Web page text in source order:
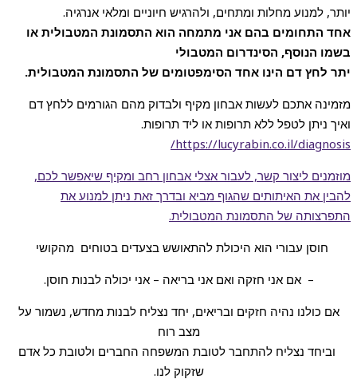
יותר, למנוע מחלות ומתחים, ולהרגיש חיוניים ומלאי אנרגיה.
אחד התחומים בהם אני מתמחה הוא התסמונת המטבולית או
בשמו הנוסף, הסינדרום המטבולי
יתר לחץ דם הינו אחד הסימפטומים של התסמונת המטבולית.
מזמינה אתכם לעשות אבחון מקיף ולבדוק מהם הגורמים ללחץ דם
ואיך ניתן לטפל ללא תרופות או ליד תרופות.
https://lucyrabin.co.il/diagnosis/
מוזמנים ליצור קשר, לעבור אצלי אבחון רחב ומקיף שיאפשר לכם,
להבין את האיתותים שהגוף מביא ובדרך זאת ניתן למנוע את
התפרצותה של התסמונת המטבולית.
חוסן עבורי הוא היכולת להתאושש בצעדים בטוחים מהקושי
– אם אני חזקה ואם אני בריאה – אני יכולה לבנות חוסן.
אם כולנו נהיה חזקים ובריאים, יחד נצליח לבנות מחדש, נשמור על
מצב רוח
וביחד נצליח להתחבר לטובת המשפחה החברים ולטובת כל אדם
שזקוק לנו.